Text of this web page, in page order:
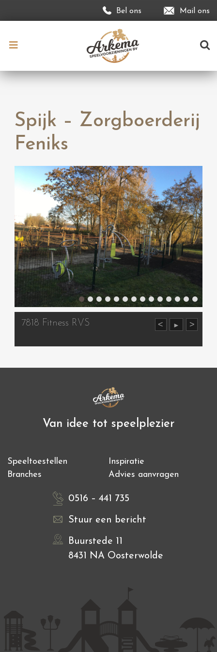
Bel ons Mail ons
Spijk – Zorgboerderij
Feniks
< ► >
7818 Fitness RVS
Van idee tot speelplezier
Speeltoestellen
Inspiratie
Branches
Advies aanvragen
0516 – 441 735
Stuur een bericht
Buurstede 11
8431 NA Oosterwolde